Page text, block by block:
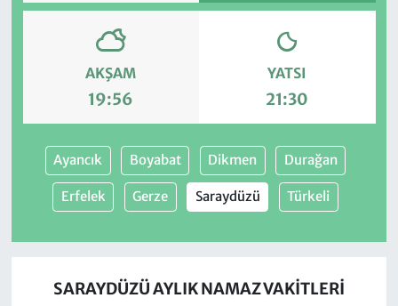
AKŞAM
19:56
YATSI
21:30
Ayancık Boyabat Dikmen Durağan
Erfelek Gerze Saraydüzü Türkeli
SARAYDÜZÜ AYLIK NAMAZ VAKITLERI